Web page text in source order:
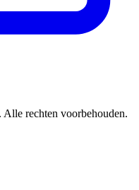
rechten voorbehouden.